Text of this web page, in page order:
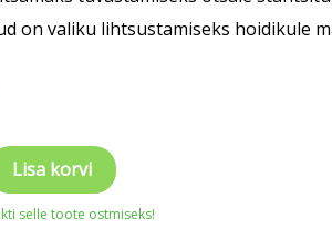
on valiku lihtsustamiseks hoidikule
Lisa korvi
selle toote ostmiseks!